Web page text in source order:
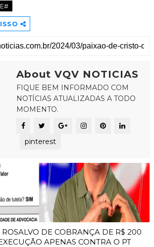
ISSO
About VQV NOTICIAS
FIQUE BEM INFORMADO COM
NOTÍCIAS ATUALIZADAS A TODO
MOMENTO.
pinterest
DE COBRANÇA DE R$ 200
APENAS CONTRA O PT